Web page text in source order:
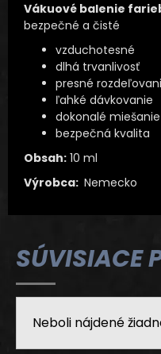
Vákuové balenie farieb
bezpečné a čisté
vzduchotesné
dlhá trvanlivosť
presné
ľahké dávkovanie
dokonalé miešanie
bezpečná kvalita
Obsah: 10 ml
Výrobca: Nemecko
SÚVISIACE
Neboli nájdené